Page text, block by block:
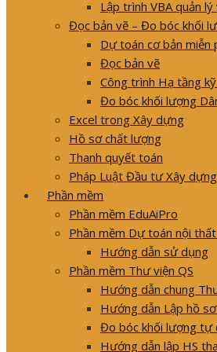
Lập trình VBA quản
Đọc bản vẽ – Đo bóc khối
Dự toán cơ bản miễn
Đọc bản vẽ
Công trình Hạ tầng
Đo bóc khối lượng
Excel trong Xây dựng
Hồ sơ chất lượng
Thanh quyết toán
Pháp Luật Đầu tư Xây dựng
Phần mềm
Phần mềm EduAiPro
Phần mềm Dự toán nội
Hướng dẫn sử dụng
Phần mềm Thư viện QS
Hướng dẫn chung
Hướng dẫn Lập hồ
Đo bóc khối lượng tự
Hướng dẫn lập HS